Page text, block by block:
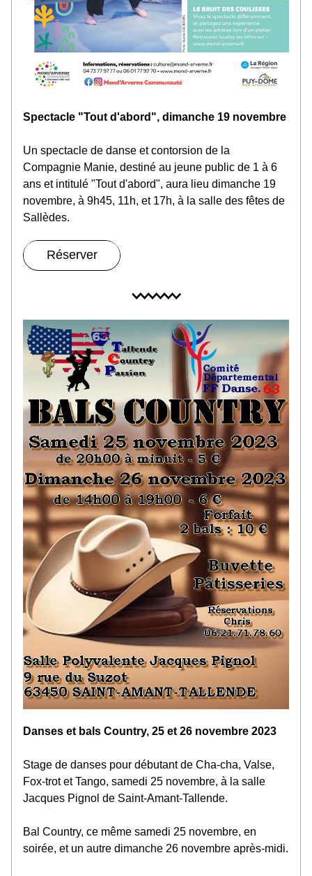
Spectacle "Tout d'abord", dimanche 19 novembre
Un spectacle de danse et contorsion de la
Compagnie Manie, destiné au jeune public de 1 à 6
ans et intitulé "Tout d'abord", aura lieu dimanche 19
novembre, à 9h45, 11h, et 17h, à la salle des fêtes de
Sallèdes.
Réserver
Danses et bals Country, 25 et 26 novembre 2023
Stage de danses pour débutant de Cha-cha, Valse,
Fox-trot et Tango, samedi 25 novembre, à la salle
Jacques Pignol de Saint-Amant-Tallende.
Bal Country, ce même samedi 25 novembre, en
soirée, et un autre dimanche 26 novembre après-midi.